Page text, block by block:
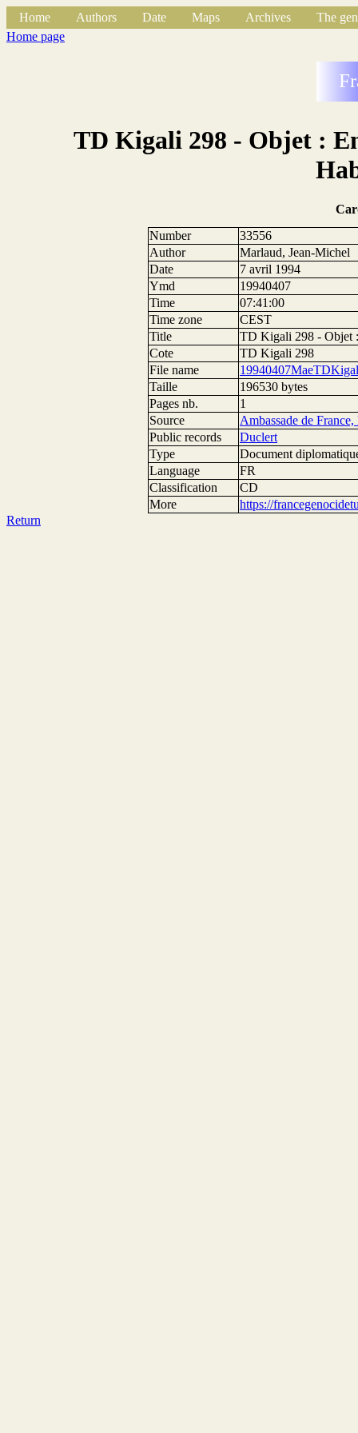
Home Authors Date Maps Archives
The
Home page
TD Kigali 298 - Objet :
Number
33556
Author
Marlaud, Jean-Michel
Date
7 avril 1994
Ymd
19940407
Time
07:41:00
Time zone
CEST
Title
TD Kigali 298 - Objet
Cote
TD Kigali 298
File name
Taille
196530 bytes
Pages nb.
1
Source
Ambassade de
Public records
Duclert
Type
Document
Language
FR
Classification
CD
More
https://
Return